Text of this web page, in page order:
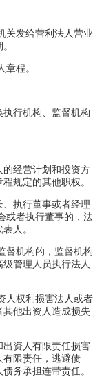
关发给营利法人营业
程。
行机构、监督机构
经营计划和投资方
规定的其他职权。
执行董事或者经理
或者执行董事的，法
人。
督机构的，监督机构
管理人员执行法人
人权利损害法人或者
他出资人造成损失
资人有限责任损害
有限责任，逃避债
务承担连带责任。